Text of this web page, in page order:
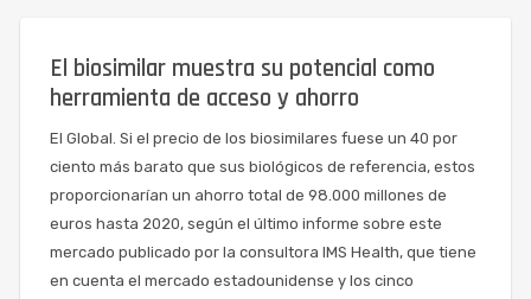
El biosimilar muestra su potencial como
herramienta de acceso y ahorro
El Global. Si el precio de los biosimilares fuese un 40 por
ciento más barato que sus biológicos de referencia, estos
proporcionarían un ahorro total de 98.000 millones de
euros hasta 2020, según el último informe sobre este
mercado publicado por la consultora IMS Health, que tiene
en cuenta el mercado estadounidense y los cinco